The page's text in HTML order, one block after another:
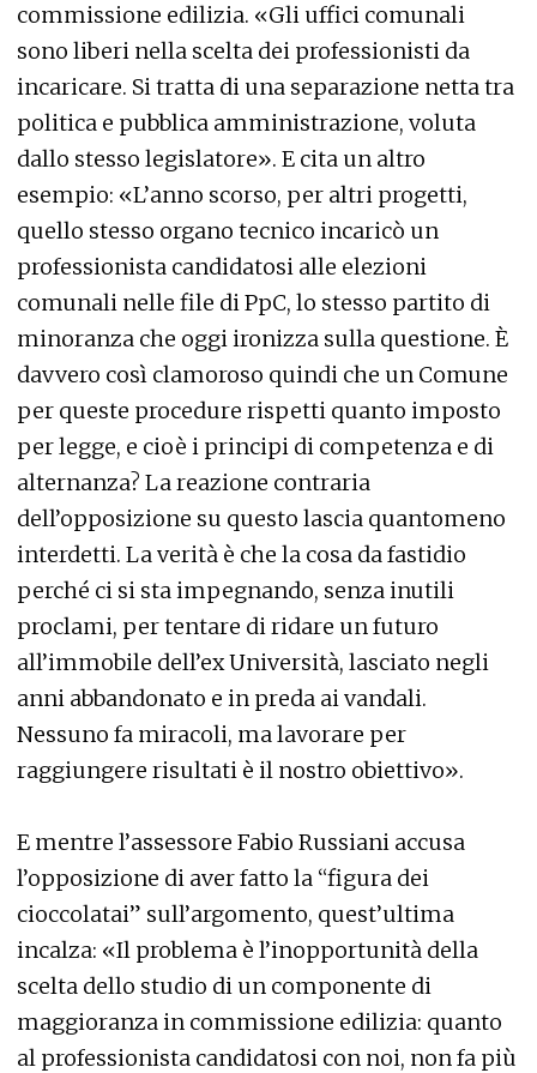
commissione edilizia. «Gli uffici comunali
sono liberi nella scelta dei professionisti da
incaricare. Si tratta di una separazione netta tra
politica e pubblica amministrazione, voluta
dallo stesso legislatore». E cita un altro
esempio: «L’anno scorso, per altri progetti,
quello stesso organo tecnico incaricò un
professionista candidatosi alle elezioni
comunali nelle file di PpC, lo stesso partito di
minoranza che oggi ironizza sulla questione. È
davvero così clamoroso quindi che un Comune
per queste procedure rispetti quanto imposto
per legge, e cioè i principi di competenza e di
alternanza? La reazione contraria
dell’opposizione su questo lascia quantomeno
interdetti. La verità è che la cosa da fastidio
perché ci si sta impegnando, senza inutili
proclami, per tentare di ridare un futuro
all’immobile dell’ex Università, lasciato negli
anni abbandonato e in preda ai vandali.
Nessuno fa miracoli, ma lavorare per
raggiungere risultati è il nostro obiettivo».
E mentre l’assessore Fabio Russiani accusa
l’opposizione di aver fatto la “figura dei
cioccolatai” sull’argomento, quest’ultima
incalza: «Il problema è l’inopportunità della
scelta dello studio di un componente di
maggioranza in commissione edilizia: quanto
al professionista candidatosi con noi, non fa più